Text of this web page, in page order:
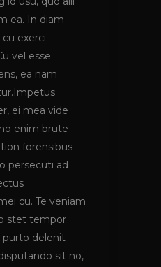
ea. In diam
exerci
vel esse
ea nam
ei mea vide
enim brute
forensibus
persecuti ad
cu. Te veniam
stet tempor
purto delenit
sit no,